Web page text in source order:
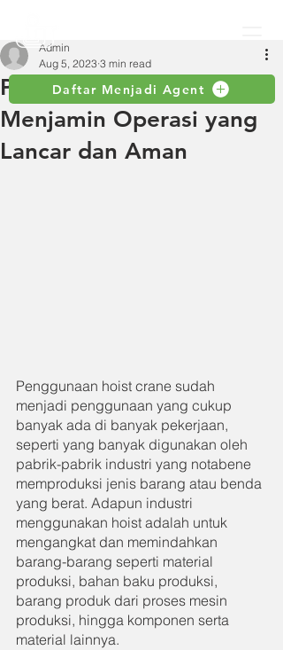
Daftar Menjadi Agent
Perawatan Rutin Hoist:
Menjamin Operasi yang
Lancar dan Aman
Admin
Aug 5, 2023 3 min read
Penggunaan hoist crane sudah
menjadi penggunaan yang cukup
banyak ada di banyak pekerjaan,
seperti yang banyak digunakan oleh
pabrik-pabrik industri yang notabene
memproduksi jenis barang atau benda
yang berat. Adapun industri
menggunakan hoist adalah untuk
mengangkat dan memindahkan
barang-barang seperti material
produksi, bahan baku produksi,
barang produk dari proses mesin
produksi, hingga komponen serta
material lainnya.